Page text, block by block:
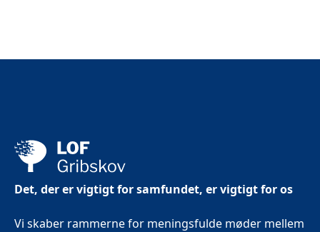
Det, der er vigtigt for samfundet, er vigtigt for os
Vi skaber rammerne for meningsfulde møder mellem